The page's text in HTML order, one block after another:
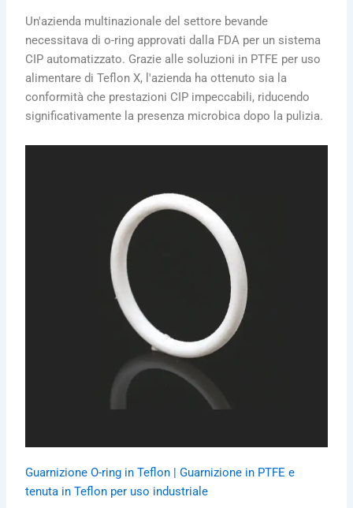
Un'azienda multinazionale del settore bevande
necessitava di o-ring approvati dalla FDA per un sistema
CIP automatizzato. Grazie alle soluzioni in PTFE per uso
alimentare di Teflon X, l'azienda ha ottenuto sia la
conformità che prestazioni CIP impeccabili, riducendo
significativamente la presenza microbica dopo la pulizia.
Guarnizione O-ring in Teflon | Guarnizione in PTFE e
tenuta in Teflon per uso industriale